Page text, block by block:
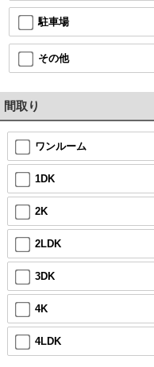
駐車場
その他
間取り
ワンルーム
1DK
2K
2LDK
3DK
4K
4LDK